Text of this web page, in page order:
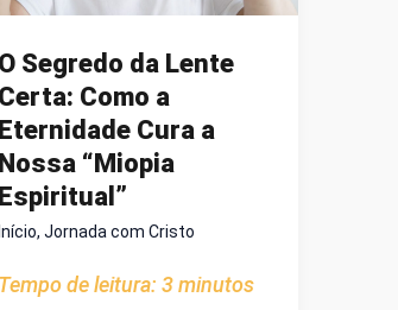
O Segredo da Lente
Certa: Como a
Eternidade Cura a
Nossa “Miopia
Espiritual”
Início,Jornada com Cristo
Tempo de leitura:3 minutos